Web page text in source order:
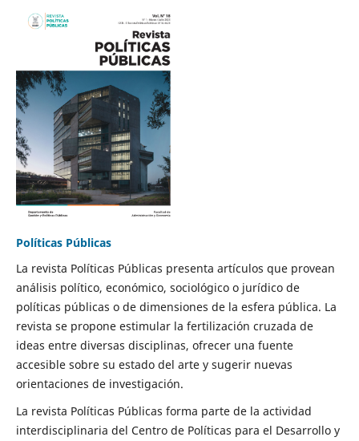
Políticas Públicas
La revista Políticas Públicas presenta artículos que provean
análisis político, económico, sociológico o jurídico de
políticas públicas o de dimensiones de la esfera pública. La
revista se propone estimular la fertilización cruzada de
ideas entre diversas disciplinas, ofrecer una fuente
accesible sobre su estado del arte y sugerir nuevas
orientaciones de investigación.
La revista Políticas Públicas forma parte de la actividad
interdisciplinaria del Centro de Políticas para el Desarrollo y